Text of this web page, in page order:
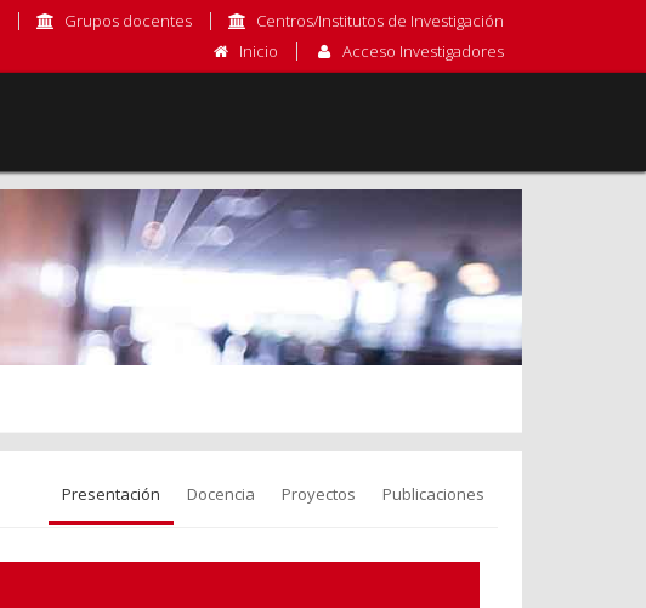
Grupos docentes
Centros/Institutos de Investigación
Inicio
Acceso Investigadores
Presentación Docencia Proyectos Publicaciones